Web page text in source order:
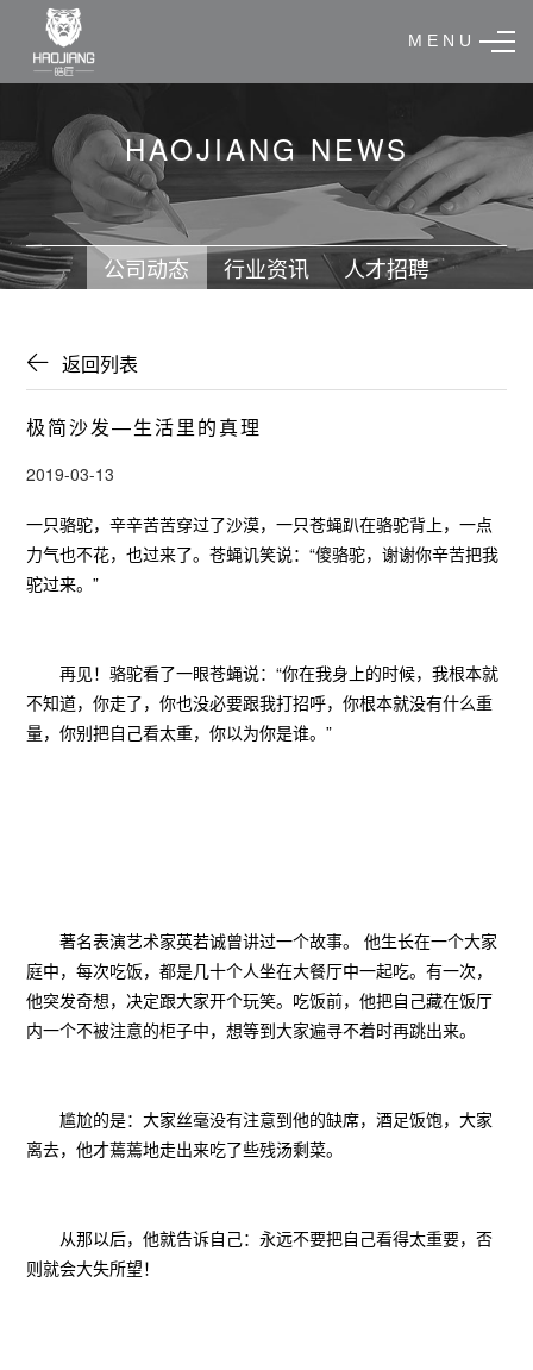
M E N U
HAOJIANG NEWS
公司动态 行业资讯 人才招聘
返回列表
极简沙发—生活里的真理
2019-03-13
一只骆驼，辛辛苦苦穿过了沙漠，一只苍蝇趴在骆驼背上，一点
力气也不花，也过来了。苍蝇讥笑说：“傻骆驼，谢谢你辛苦把我
驼过来。”
再见！骆驼看了一眼苍蝇说：“你在我身上的时候，我根本就
不知道，你走了，你也没必要跟我打招呼，你根本就没有什么重
量，你别把自己看太重，你以为你是谁。”
著名表演艺术家英若诚曾讲过一个故事。 他生长在一个大家
庭中，每次吃饭，都是几十个人坐在大餐厅中一起吃。有一次，
他突发奇想，决定跟大家开个玩笑。吃饭前，他把自己藏在饭厅
内一个不被注意的柜子中，想等到大家遍寻不着时再跳出来。
尴尬的是：大家丝毫没有注意到他的缺席，酒足饭饱，大家
离去，他才蔫蔫地走出来吃了些残汤剩菜。
从那以后，他就告诉自己：永远不要把自己看得太重要，否
则就会大失所望！